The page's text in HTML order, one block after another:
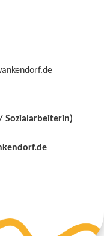
Sozialarbeiterin)